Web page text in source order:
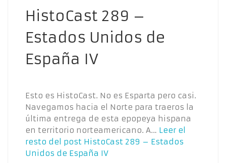
HistoCast 289 –
Estados Unidos de
España IV
Esto es HistoCast. No es Esparta pero casi.
Navegamos hacia el Norte para traeros la
última entrega de esta epopeya hispana
en territorio norteamericano. A… Leer el
resto del post HistoCast 289 – Estados
Unidos de España IV